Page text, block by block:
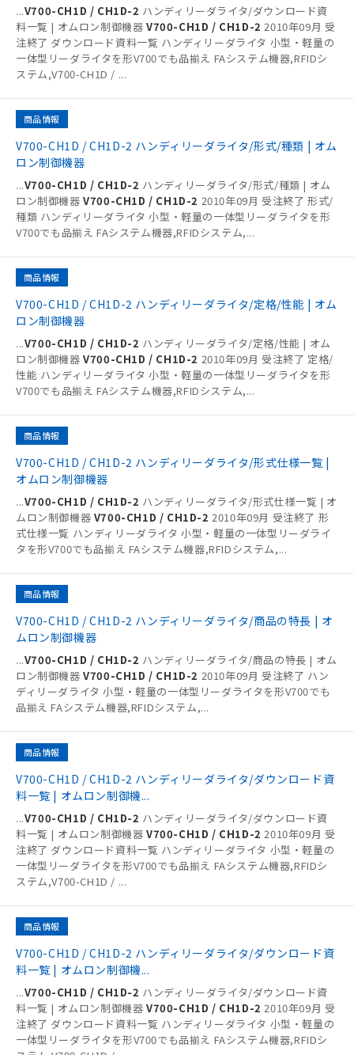
...V700-CH1D / CH1D-2 ハンディリーダライタ/ダウンロード資
料一覧 | オムロン制御機器V700-CH1D / CH1D-2 2010年09月 受
注終了 ダウンロード資料一覧 ハンディリーダライタ 小型・軽量の
一体型リーダライタを形V700でも品揃え FAシステム機器,RFIDシ
ステム,V700-CH1D / ...
商品情報
V700-CH1D / CH1D-2 ハンディリーダライタ/形式/種類 | オム
ロン制御機器
...V700-CH1D / CH1D-2 ハンディリーダライタ/形式/種類 | オム
ロン制御機器V700-CH1D / CH1D-2 2010年09月 受注終了 形式/
種類 ハンディリーダライタ 小型・軽量の一体型リーダライタを形
V700でも品揃え FAシステム機器,RFIDシステム,...
商品情報
V700-CH1D / CH1D-2 ハンディリーダライタ/定格/性能 | オム
ロン制御機器
...V700-CH1D / CH1D-2 ハンディリーダライタ/定格/性能 | オム
ロン制御機器V700-CH1D / CH1D-2 2010年09月 受注終了 定格/
性能 ハンディリーダライタ 小型・軽量の一体型リーダライタを形
V700でも品揃え FAシステム機器,RFIDシステム,...
商品情報
V700-CH1D / CH1D-2 ハンディリーダライタ/形式仕様一覧 |
オムロン制御機器
...V700-CH1D / CH1D-2 ハンディリーダライタ/形式仕様一覧 | オ
ムロン制御機器 V700-CH1D / CH1D-2 2010年09月 受注終了 形
式仕様一覧 ハンディリーダライタ 小型・軽量の一体型リーダライ
タを形V700でも品揃え FAシステム機器,RFIDシステム,...
商品情報
V700-CH1D / CH1D-2 ハンディリーダライタ/商品の特長 | オ
ムロン制御機器
...V700-CH1D / CH1D-2 ハンディリーダライタ/商品の特長 | オム
ロン制御機器V700-CH1D / CH1D-2 2010年09月 受注終了 ハン
ディリーダライタ 小型・軽量の一体型リーダライタを形V700でも
品揃え FAシステム機器,RFIDシステム,...
商品情報
V700-CH1D / CH1D-2 ハンディリーダライタ/ダウンロード資
料一覧 | オムロン制御機...
...V700-CH1D / CH1D-2 ハンディリーダライタ/ダウンロード資
料一覧 | オムロン制御機器V700-CH1D / CH1D-2 2010年09月 受
注終了 ダウンロード資料一覧 ハンディリーダライタ 小型・軽量の
一体型リーダライタを形V700でも品揃え FAシステム機器,RFIDシ
ステム,V700-CH1D / ...
商品情報
V700-CH1D / CH1D-2 ハンディリーダライタ/ダウンロード資
料一覧 | オムロン制御機...
...V700-CH1D / CH1D-2 ハンディリーダライタ/ダウンロード資
料一覧 | オムロン制御機器V700-CH1D / CH1D-2 2010年09月 受
注終了 ダウンロード資料一覧 ハンディリーダライタ 小型・軽量の
一体型リーダライタを形V700でも品揃え FAシステム機器,RFIDシ